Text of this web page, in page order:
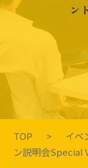
ン
TOP イベ
ン説明会Special